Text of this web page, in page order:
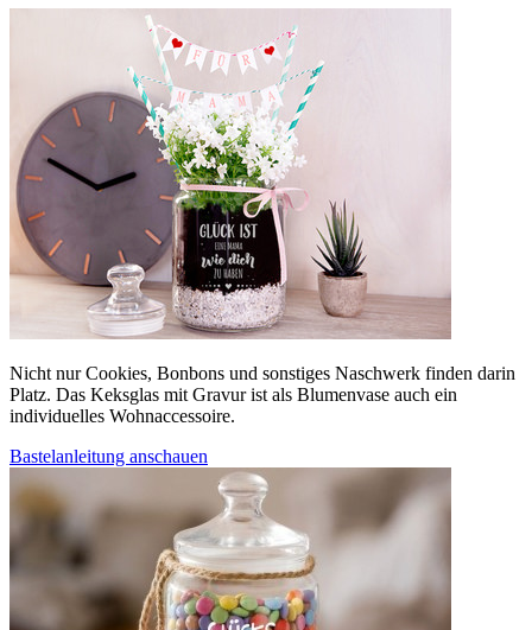
Nicht nur Cookies, Bonbons und sonstiges Naschwerk finden darin
Platz. Das Keksglas mit Gravur ist als Blumenvase auch ein
individuelles Wohnaccessoire.
Bastelanleitung anschauen